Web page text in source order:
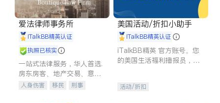
爱法律师事务所
iTalkBB精英认证
执照已核实
一站式法律服务，华人首选.
房东房客、地产交易、意外
伤害、车祸重伤、商业诉
人身伤害 移民
刑事
美国活动/折扣小助手
iTalkBB精英认证
iTalkBB精英 官方账号。您
的美国生活福利播报员，精
专属福利。
活动/折扣